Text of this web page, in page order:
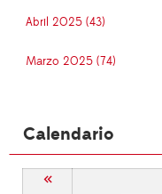
Abril 2025 (43)
Marzo 2025 (74)
Calendario
«